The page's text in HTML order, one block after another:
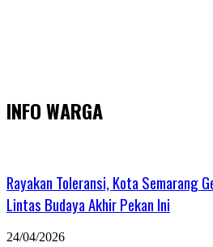
INFO WARGA
Rayakan Toleransi, Kota Semarang
Lintas Budaya Akhir Pekan Ini
24/04/2026